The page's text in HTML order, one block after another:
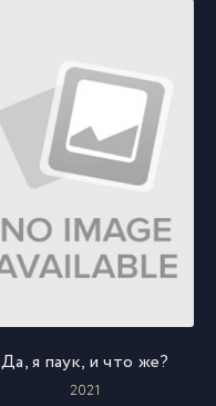
Да, я паук, и что же?
2021